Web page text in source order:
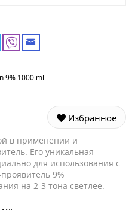
9% 1000 ml
Избранное
в применении и
Его уникальная
для использования с
9%
на 2-3 тона светлее.